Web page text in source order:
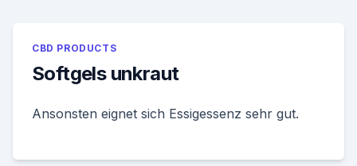
CBD PRODUCTS
Softgels unkraut
Ansonsten eignet sich Essigessenz sehr gut.